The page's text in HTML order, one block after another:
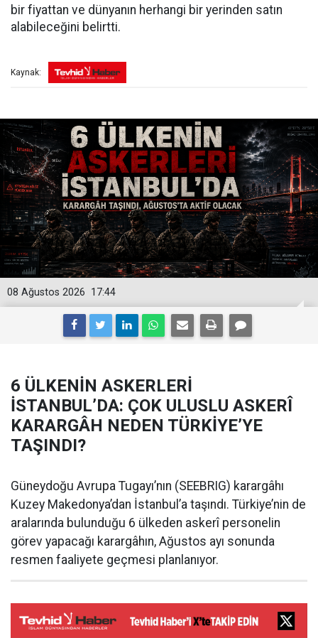
bir fiyattan ve dünyanın herhangi bir yerinden satın
alabileceğini belirtti.
Kaynak:
17:44
08 Ağustos 2026
6 ÜLKENİN ASKERLERİ
İSTANBUL’DA: ÇOK ULUSLU ASKERÎ
KARARGÂH NEDEN TÜRKİYE’YE
TAŞINDI?
Güneydoğu Avrupa Tugayı’nın (SEEBRIG) karargâhı
Kuzey Makedonya’dan İstanbul’a taşındı. Türkiye’nin de
aralarında bulunduğu 6 ülkeden askerî personelin
görev yapacağı karargâhın, Ağustos ayı sonunda
resmen faaliyete geçmesi planlanıyor.